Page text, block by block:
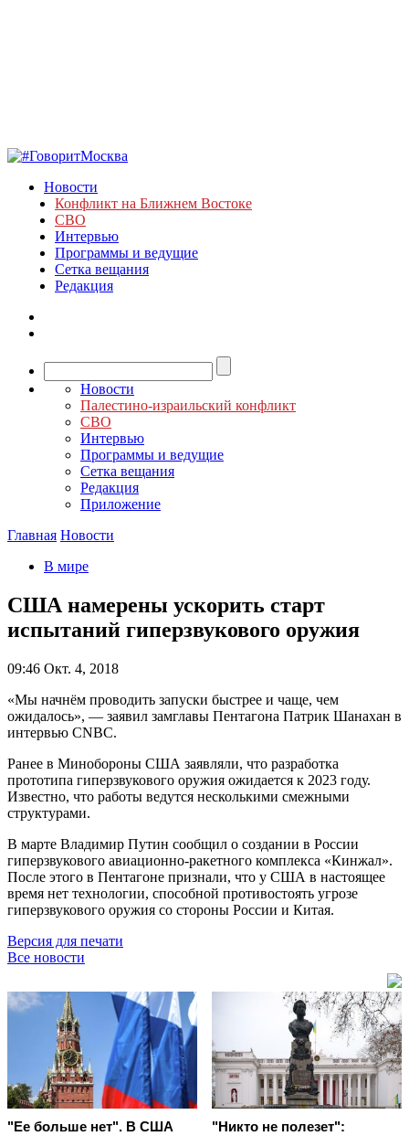
Новости
Конфликт на Ближнем Востоке
СВО
Интервью
Программы и ведущие
Сетка вещания
Редакция
Новости
Палестино-израильский конфликт
СВО
Интервью
Программы и ведущие
Сетка вещания
Редакция
Приложение
Главная Новости
В мире
США намерены ускорить старт
испытаний гиперзвукового оружия
09:46 Окт. 4, 2018
«Мы начнём проводить запуски быстрее и чаще, чем
ожидалось», — заявил замглавы Пентагона Патрик Шанахан в
интервью CNBC.
Ранее в Минобороны США заявляли, что разработка
прототипа гиперзвукового оружия ожидается к 2023 году.
Известно, что работы ведутся несколькими смежными
структурами.
В марте Владимир Путин сообщил о создании в России
гиперзвукового авиационно-ракетного комплекса «Кинжал».
После этого в Пентагоне признали, что у США в настоящее
время нет технологии, способной противостоять угрозе
гиперзвукового оружия со стороны России и Китая.
Версия для печати
Все новости
"Ее больше нет". В США
"Никто не полезет":